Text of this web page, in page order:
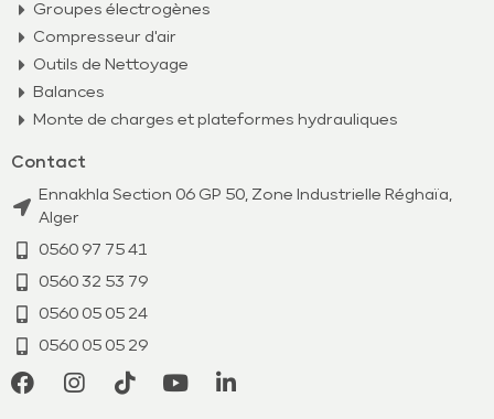
Groupes électrogènes
Compresseur d'air
Outils de Nettoyage
Balances
Monte de charges et plateformes hydrauliques
Contact
Ennakhla Section 06 GP 50, Zone Industrielle Réghaïa,
Alger
0560 97 75 41
0560 32 53 79​
0560 05 05 24
0560 05 05 29